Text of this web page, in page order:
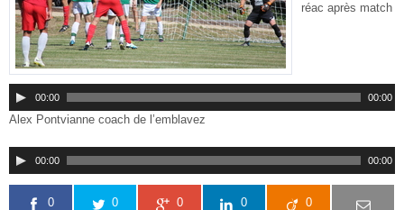
réac après match
00:00 00:00
Alex Pontvianne coach de l’emblavez
00:00 00:00
0 0 0 0 0